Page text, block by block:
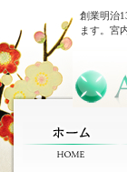
創業明治
ます。宮